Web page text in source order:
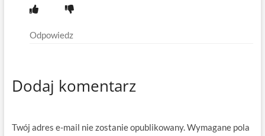
Odpowiedz
Dodaj komentarz
Twój adres e-mail nie zostanie opublikowany.Wymagane pola